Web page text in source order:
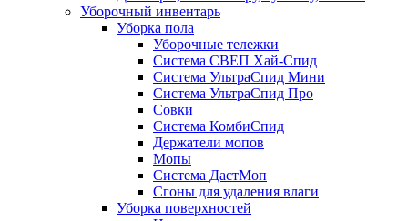
Уборочный инвентарь
Уборка пола
Уборочные тележки
Система СВЕП Хай-Спид
Система УльтраСпид Мини
Система УльтраСпид Про
Совки
Система КомбиСпид
Держатели мопов
Мопы
Система ДастМоп
Сгоны для удаления влаги
Уборка поверхностей